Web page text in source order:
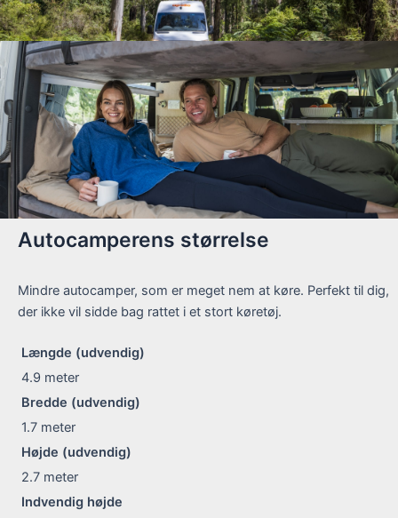
Autocamperens størrelse
Mindre autocamper, som er meget nem at køre. Perfekt til dig,
der ikke vil sidde bag rattet i et stort køretøj.
Længde (udvendig)
4.9 meter
Bredde (udvendig)
1.7 meter
Højde (udvendig)
2.7 meter
Indvendig højde